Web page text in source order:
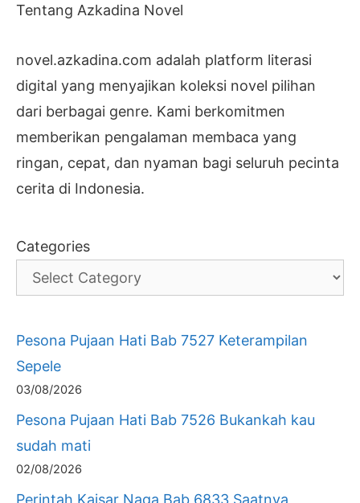
Tentang Azkadina Novel
novel.azkadina.com adalah platform literasi
digital yang menyajikan koleksi novel pilihan
dari berbagai genre. Kami berkomitmen
memberikan pengalaman membaca yang
ringan, cepat, dan nyaman bagi seluruh pecinta
cerita di Indonesia.
Categories
Pesona Pujaan Hati Bab 7527 Keterampilan
Sepele
03/08/2026
Pesona Pujaan Hati Bab 7526 Bukankah kau
sudah mati
02/08/2026
Perintah Kaisar Naga Bab 6833 Saatnya